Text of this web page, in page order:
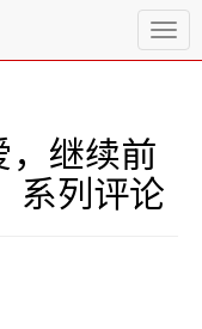
T
o
继续前
列评论